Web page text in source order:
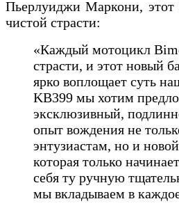
Пьерлуиджи Маркони,
чистой страсти:
«Каждый мотоцикл
страсти, и этот новый
ярко воплощает суть
KB399 мы хотим
эксклюзивный,
опыт вождения не
энтузиастам, но и
которая только
себя ту ручную
мы вкладываем в